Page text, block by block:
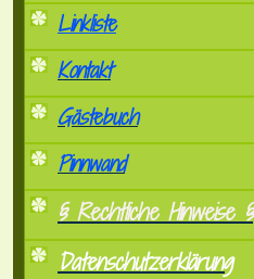
Linkliste
Kontakt
Gästebuch
Pinnwand
§ Rechtliche Hinweise §
Datenschutzerklärung